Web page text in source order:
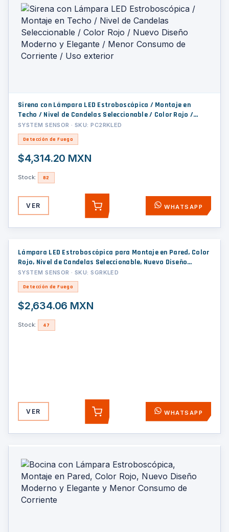
Sirena con Lámpara LED Estroboscópica / Montaje en
Techo / Nivel de Candelas Seleccionable / Color Rojo /
Nuevo Diseño Moderno y Elegante / Menor Consumo de
Corriente / Uso exterior
SYSTEM SENSOR · SKU: PC2RKLED
Detección de Fuego
$4,314.20 MXN
Stock: 82
VER AGREGAR WHATSAPP
Lámpara LED Estroboscópica para Montaje en Pared, Color
Rojo, Nivel de Candelas Seleccionable, Nuevo Diseño
Moderno y Elegante y Menor Consumo de Corriente, Uso
Exterior
SYSTEM SENSOR · SKU: SGRKLED
Detección de Fuego
$2,634.06 MXN
Stock: 47
VER AGREGAR WHATSAPP